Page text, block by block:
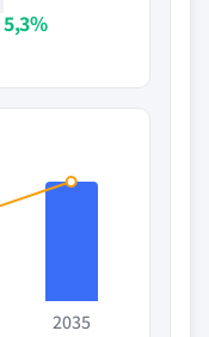
5,3%
2035